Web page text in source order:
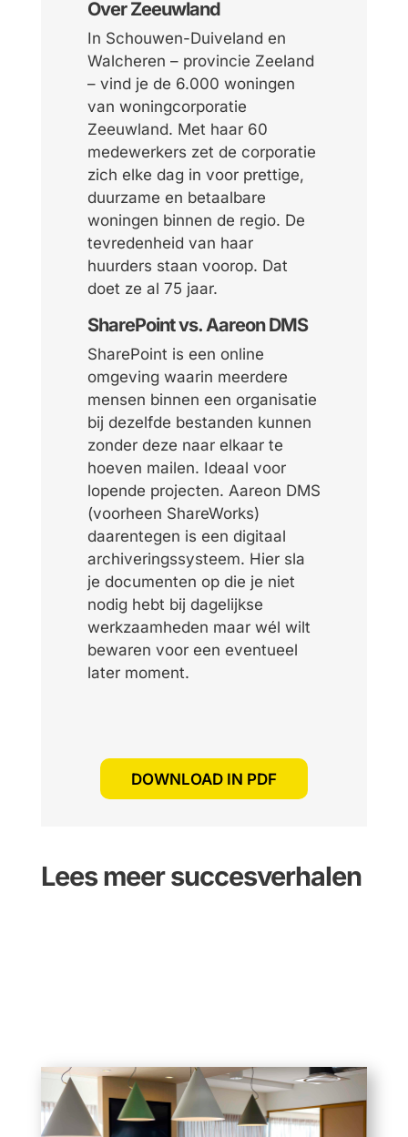
Over Zeeuwland
In Schouwen-Duiveland en
Walcheren – provincie Zeeland
– vind je de 6.000 woningen
van woningcorporatie
Zeeuwland. Met haar 60
medewerkers zet de corporatie
zich elke dag in voor prettige,
duurzame en betaalbare
woningen binnen de regio. De
tevredenheid van haar
huurders staan voorop. Dat
doet ze al 75 jaar.
SharePoint vs. Aareon DMS
SharePoint is een online
omgeving waarin meerdere
mensen binnen een organisatie
bij dezelfde bestanden kunnen
zonder deze naar elkaar te
hoeven mailen. Ideaal voor
lopende projecten. Aareon DMS
(voorheen ShareWorks)
daarentegen is een digitaal
archiveringssysteem. Hier sla
je documenten op die je niet
nodig hebt bij dagelijkse
werkzaamheden maar wél wilt
bewaren voor een eventueel
later moment.
DOWNLOAD IN PDF
Lees meer succesverhalen